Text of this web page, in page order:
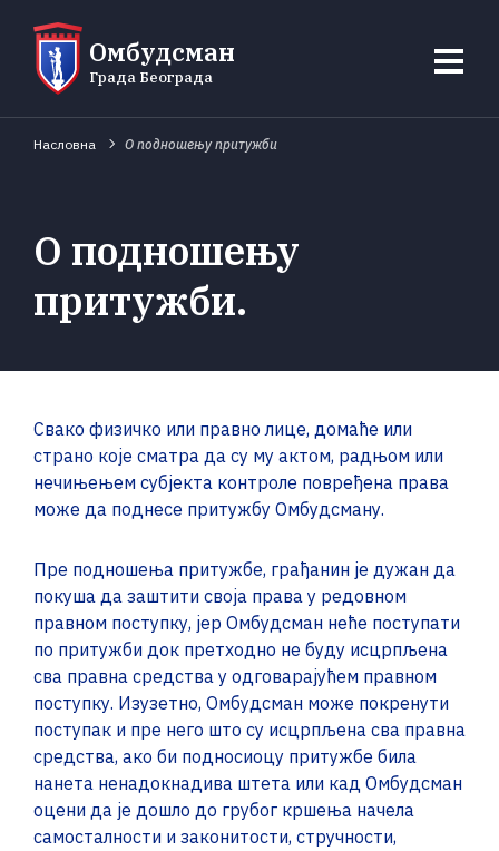
Омбудсман
Града Београда
Насловна О подношењу притужби
О подношењу
притужби
Свако физичко или правно лице, домаће или
страно које сматра да су му актом, радњом или
нечињењем субјекта контроле повређена права
може да поднесе притужбу Омбудсману.
Пре подношења притужбе, грађанин је дужан да
покуша да заштити своја права у редовном
правном поступку, јер Oмбудсман неће поступати
по притужби док претходно не буду исцрпљена
сва правна средства у одговарајућем правном
поступку. Изузетно, Oмбудсман може покренути
поступак и пре него што су исцрпљена сва правна
средства, ако би подносиоцу притужбе била
нанета ненадокнадива штета или кад Oмбудсман
оцени да је дошло до грубог кршења начела
самосталности и законитости, стручности,